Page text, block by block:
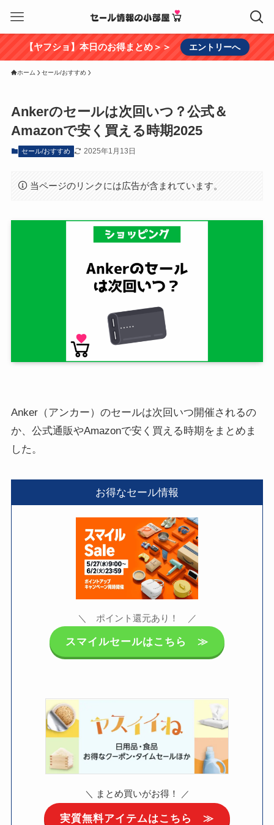
【ヤフショ】本日のお得まとめ＞＞ エントリーへ
ホーム セール/おすすめ
Ankerのセールは次回いつ？公式＆
Amazonで安く買える時期2025
セール/おすすめ 2025年1月13日
当ページのリンクには広告が含まれています。
Anker（アンカー）のセールは次回いつ開催されるの
か、公式通販やAmazonで安く買える時期をまとめま
した。
お得なセール情報
＼ ポイント還元あり！ ／
スマイルセールはこちら ≫
＼ まとめ買いがお得！ ／
実質無料アイテムはこちら ≫